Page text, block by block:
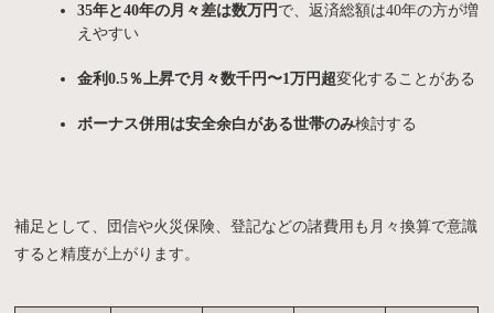
35年と40年の月々差は数万円で、返済総額は40年の方が増
えやすい
金利0.5％上昇で月々数千円〜1万円超変化することがある
ボーナス併用は安全余白がある世帯のみ検討する
補足として、団信や火災保険、登記などの諸費用も月々換算で意識
すると精度が上がります。